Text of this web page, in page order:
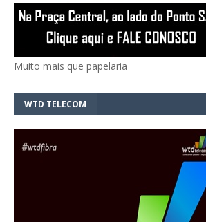
Muito mais que papelaria
WTD TELECOM